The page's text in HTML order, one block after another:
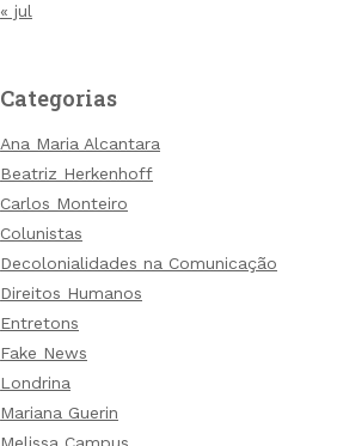
« jul
Categorias
Ana Maria Alcantara
Beatriz Herkenhoff
Carlos Monteiro
Colunistas
Decolonialidades na Comunicação
Direitos Humanos
Entretons
Fake News
Londrina
Mariana Guerin